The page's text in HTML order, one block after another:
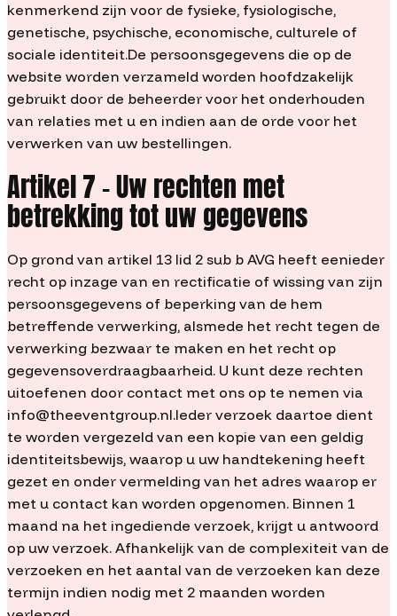
kenmerkend zijn voor de fysieke, fysiologische,
genetische, psychische, economische, culturele of
sociale identiteit.De persoonsgegevens die op de
website worden verzameld worden hoofdzakelijk
gebruikt door de beheerder voor het onderhouden
van relaties met u en indien aan de orde voor het
verwerken van uw bestellingen.
Artikel 7 – Uw rechten met
betrekking tot uw gegevens
Op grond van artikel 13 lid 2 sub b AVG heeft eenieder
recht op inzage van en rectificatie of wissing van zijn
persoonsgegevens of beperking van de hem
betreffende verwerking, alsmede het recht tegen de
verwerking bezwaar te maken en het recht op
gegevensoverdraagbaarheid. U kunt deze rechten
uitoefenen door contact met ons op te nemen via
info@theeventgroup.nl.Ieder verzoek daartoe dient
te worden vergezeld van een kopie van een geldig
identiteitsbewijs, waarop u uw handtekening heeft
gezet en onder vermelding van het adres waarop er
met u contact kan worden opgenomen. Binnen 1
maand na het ingediende verzoek, krijgt u antwoord
op uw verzoek. Afhankelijk van de complexiteit van de
verzoeken en het aantal van de verzoeken kan deze
termijn indien nodig met 2 maanden worden